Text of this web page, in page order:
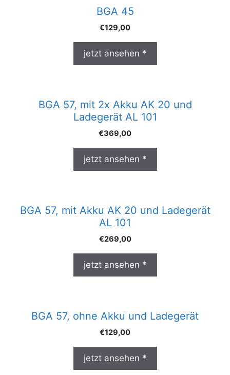
BGA 45
€129,00
jetzt ansehen *
BGA 57, mit 2x Akku AK 20 und
Ladegerät AL 101
€369,00
jetzt ansehen *
BGA 57, mit Akku AK 20 und Ladegerät
AL 101
€269,00
jetzt ansehen *
BGA 57, ohne Akku und Ladegerät
€129,00
jetzt ansehen *